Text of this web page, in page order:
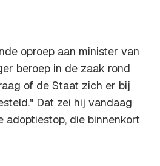
oproep aan minister van
beroep in de zaak rond
of de Staat zich er bij
Dat zei hij vandaag
die binnenkort